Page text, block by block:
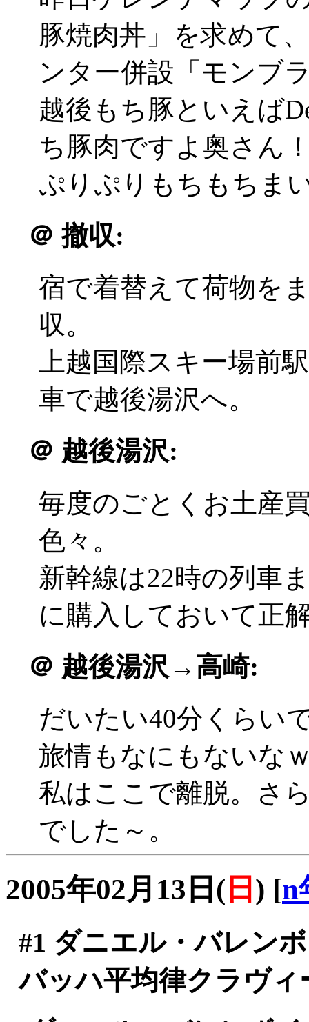
豚焼肉丼」を求めて
ンター併設「モンブ
越後もち豚といえば
ち豚肉ですよ奥さん
ぷりぷりもちもちま
＠ 撤収:
宿で着替えて荷物を
収。
上越国際スキー場前
車で越後湯沢へ。
＠ 越後湯沢:
毎度のごとくお土産
色々。
新幹線は22時の列車
に購入しておいて正
＠ 越後湯沢→高崎:
だいたい40分くらい
旅情もなにもないな
私はここで離脱。さ
でした～。
2005年02月13日( 日 ) [n
#1 ダニエル・バレ
バッハ平均律クラヴ